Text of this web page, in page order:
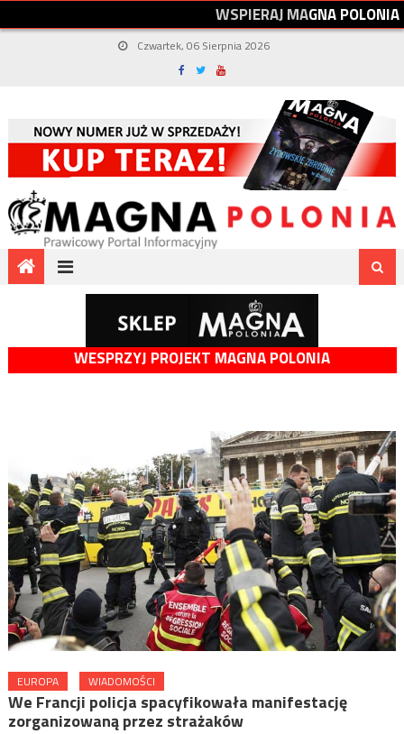
WSPIERAJMAGNAPOLONIA
Czwartek, 06 Sierpnia 2026
WESPRZYJ PROJEKT MAGNA POLONIA
EUROPA WIADOMOŚCI
We Francji policja spacyfikowała manifestację
zorganizowaną przez strażaków